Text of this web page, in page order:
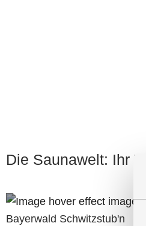
Die Saunawelt: Ihr
Bayerwald Schwitzstub'n